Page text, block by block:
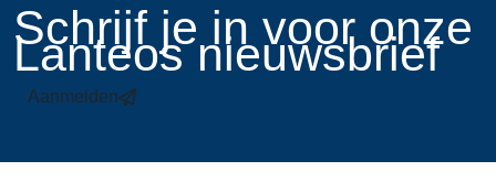
​Schrijf je in voor onze
Lanteos nieuwsbrief
Aanmelden